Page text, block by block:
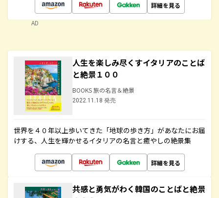
詳細を見る
AD
人生を楽しみ尽くすイタリアのことば
と絶景１００
BOOKS 旅の名言＆絶景
2022.11.18 発売
世界を４０年以上歩いてきた「地球の歩き方」があなたにお届
けする、人生を輝かせるイタリアの名言と癒やしの絶景集
詳細を見る
共感と勇気がわく韓国のことばと絶景